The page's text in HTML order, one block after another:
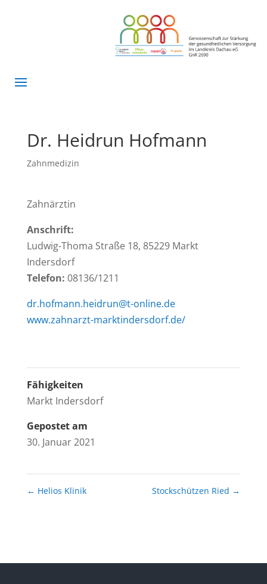
Dr. Heidrun Hofmann
Zahnmedizin
Zahnärztin
Anschrift:
Ludwig-Thoma Straße 18, 85229 Markt
Indersdorf
Telefon: 08136/1211
dr.hofmann.heidrun@t-online.de
www.zahnarzt-marktindersdorf.de/
Fähigkeiten
Markt Indersdorf
Gepostet am
30. Januar 2021
← Helios Klinik Stockschützen Ried →